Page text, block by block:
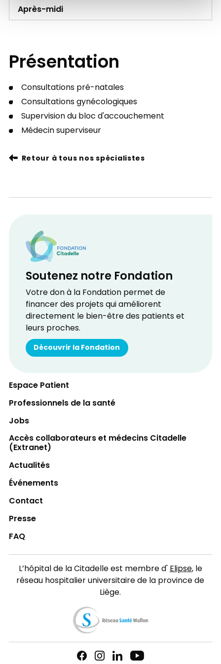
Après-midi
Présentation
Consultations pré-natales
Consultations gynécologiques
Supervision du bloc d'accouchement
Médecin superviseur
Retour à tous nos spécialistes
Soutenez notre Fondation
Votre don à la Fondation permet de
financer des projets qui améliorent
directement le bien-être des patients et
leurs proches.
Découvrir la Fondation
Espace Patient
Professionnels de la santé
Jobs
Accès collaborateurs et médecins Citadelle
(Extranet)
Actualités
Événements
Contact
Presse
FAQ
L’hôpital de la Citadelle est membre d'Elipse, le
réseau hospitalier universitaire de la province de
Liège.